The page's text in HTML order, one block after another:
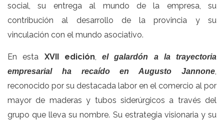
social, su entrega al mundo de la empresa, su
contribución al desarrollo de la provincia y su
vinculación con el mundo asociativo.
En esta XVII edición, el galardón a la trayectoria
empresarial ha recaído en Augusto Jannone,
reconocido por su destacada labor en el comercio al por
mayor de maderas y tubos siderúrgicos a través del
grupo que lleva su nombre. Su estrategia visionaria y su